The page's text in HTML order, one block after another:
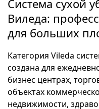
Система сухой
Виледа:
для больших
Категория Vileda
создана для
бизнес центрах,
объектах
недвижимости,